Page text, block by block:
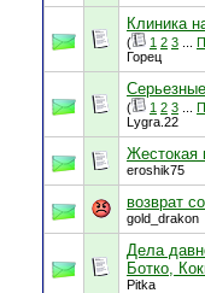
Клиника
( 1 2 3
Горец
( 1 2 3
Lygra.22
Жестокая
eroshik75
возврат
gold_drakon
Дела
Ботко,
Pitka